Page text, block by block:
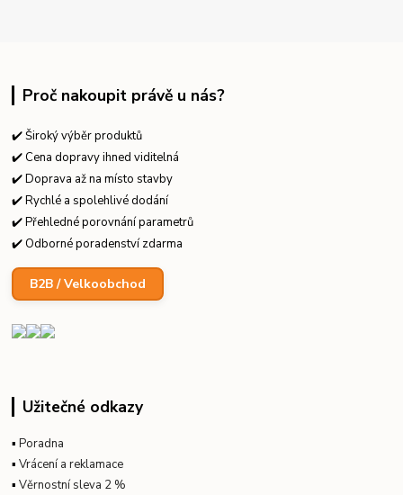
Proč nakoupit právě u nás?
✔️ Široký výběr produktů
✔️ Cena dopravy ihned viditelná
✔️ Doprava až na místo stavby
✔️ Rychlé a spolehlivé dodání
✔️ Přehledné porovnání parametrů
✔️ Odborné poradenství zdarma
B2B / Velkoobchod
Užitečné odkazy
▪Poradna
▪Vrácení a reklamace
▪Věrnostní sleva 2 %